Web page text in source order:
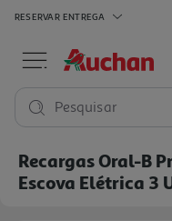
RESERVAR ENTREGA
Pesquisar
Recargas Oral-B
Escova Elétrica 3